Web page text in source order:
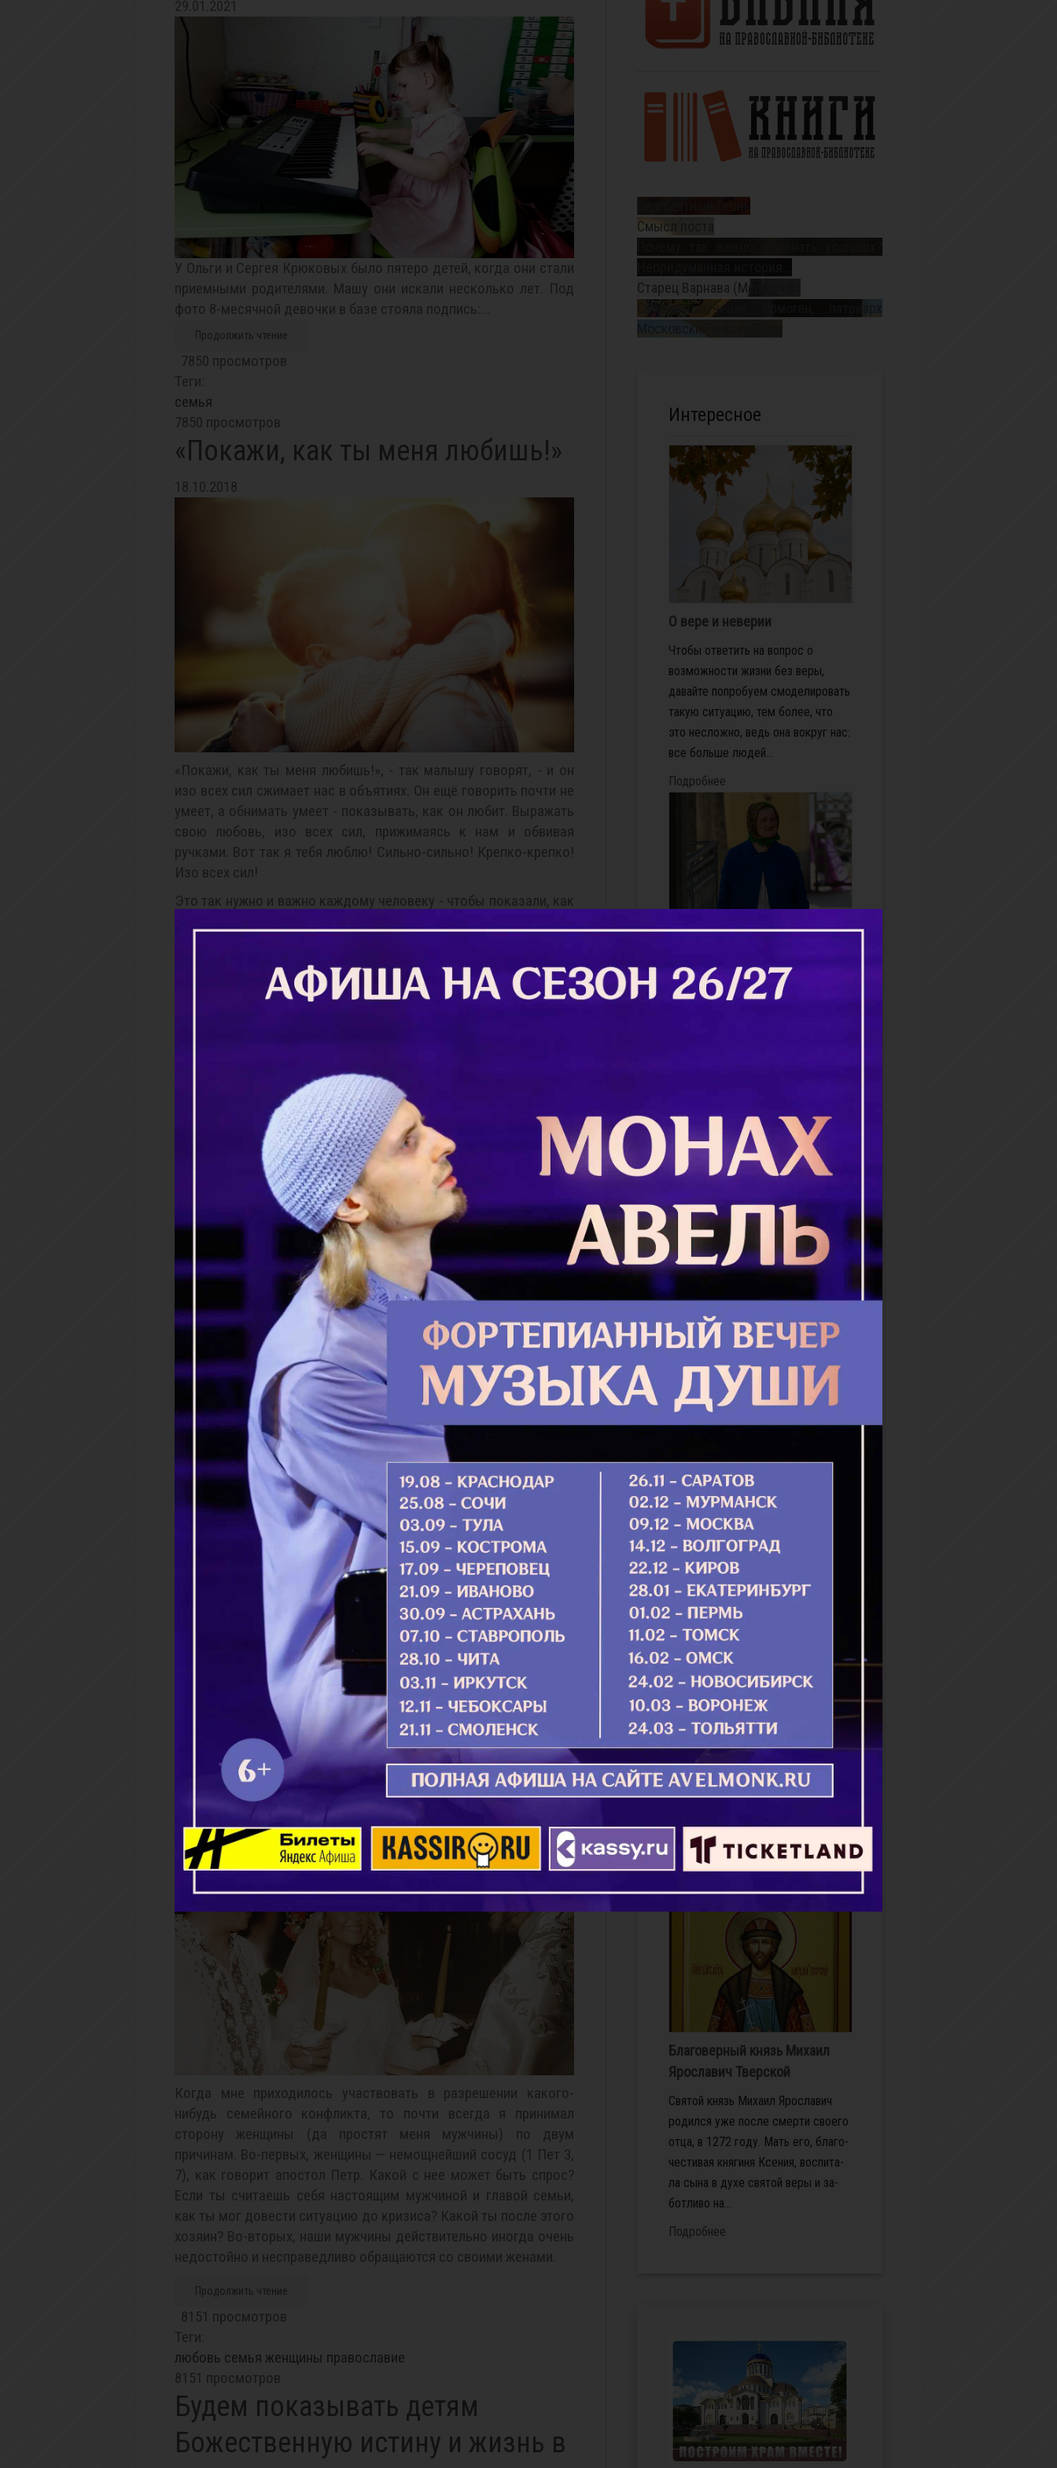
29.01.2021
У Ольги и Сергея Крюковых было пятеро детей, когда они стали
приемными родителями. Машу они искали несколько лет. Под
фото 8-месячной девочки в базе стояла подпись:...
Продолжить чтение
7850 просмотров
Теги:
семья
7850 просмотров
«Покажи, как ты меня любишь!»
18.10.2018
«Покажи, как ты меня любишь!», - так малышу говорят, - и он
изо всех сил сжимает нас в объятиях. Он ещё говорить почти не
умеет, а обнимать умеет - показывать, как он любит. Выражать
свою любовь, изо всех сил, прижимаясь к нам и обвивая
ручками. Вот так я тебя люблю! Сильно-сильно! Крепко-крепко!
Изо всех сил!
Это так нужно и важно каждому человеку - чтобы показали, как
плечами и не скажет рассудительно: зачем показывать? Ты и
так знаешь, что я тебя, как бы сказать, люблю. Или вроде того. В
общем, все нормально. Давай поговорим о делах и о важном!
10428 просмотров
«Это твоя лялечка. Представь,
как ножки будут топать»
22.01.2021
Катя растила двоих детей одна, а потом узнала, что ждет
третьего — как их поднимать? Наталья забеременела в 17 лет, а
когда призналась отцу, тот избил...
Продолжить чтение
8638 просмотров
беременность аборт абортысемья
8638 просмотров
Берегите женщин
02.11.2018
Когда мне приходилось участвовать в разрешении какого-
нибудь семейного конфликта, то почти всегда я принимал
сторону женщины (да простят меня мужчины) по двум
причинам. Во-первых, женщины — немощнейший сосуд (1 Пет 3,
7), как говорит апостол Петр. Какой с нее может быть спрос?
Если ты считаешь себя настоящим мужчиной и главой семьи,
как ты мог довести ситуацию до кризиса? Какой ты после этого
хозяин? Во-вторых, наши мужчины действительно иногда очень
недостойно и несправедливо обращаются со своими женами.
Продолжить чтение
8151 просмотров
Теги:
любовь семья женщины православие
8151 просмотров
Будем показывать детям
Божественную истину и жизнь в
Смысл поста
Старец Варнава (Меркулов)
Священномученик Ермоген, патриарх
Интересное
О вере и неверии
Чтобы ответить на вопрос о
возможности жизни без веры,
давайте попробуем смоделировать
такую ситуацию, тем более, что
это несложно, ведь она вокруг нас:
все больше людей...
Подробнее
Бабушка Катя
9 и 10 декабря 2020 года многие
Подробнее
Человек и его вера
Мы доверяем учителям, которые
нас обучают, экипажу самолета, в
который садимся, чтобы
совершить перелет, хирургу,
который будет нас оперировать. В
их,...
Подробнее
Апостольник
Апостольник – головной убор в
женском монашестве,
представляющий собой цельный
покров на главу, с отверстием для
лица, ниспадающий на плечи.
апостольник скрывает шею,...
Подробнее
Благоверный князь Михаил
Ярославич Тверской
Свя­той князь Ми­ха­ил Яро­сла­вич
ро­дил­ся уже по­сле смер­ти сво­е­го
от­ца, в 1272 го­ду. Мать его, бла­го­
че­сти­вая кня­ги­ня Ксе­ния, вос­пи­та­
ла сы­на в ду­хе свя­той ве­ры и за­
бот­ли­во на­...
Подробнее